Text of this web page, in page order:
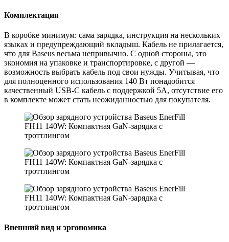
Комплектация
В коробке минимум: сама зарядка, инструкция на нескольких
языках и предупреждающий вкладыш. Кабель не прилагается,
что для Baseus весьма непривычно. С одной стороны, это
экономия на упаковке и транспортировке, с другой —
возможность выбрать кабель под свои нужды. Учитывая, что
для полноценного использования 140 Вт понадобится
качественный USB-С кaбель с поддержкой 5А, отсутствие его
в комплекте может стать неожиданностью для покупателя.
Внeшний вид и эргономика